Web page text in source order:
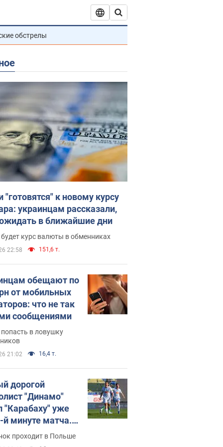
обстрелы
"готовятся" к новому курсу
украинцам рассказали,
в ближайшие дни
курс валюты в обменниках
22:58 151,6 т.
обещают по
от мобильных
что не так
сообщениями
попасть в ловушку
21:02 16,4 т.
дорогой
"Динамо"
"Карабаху" уже
й минуте матча.
проходит в Польше